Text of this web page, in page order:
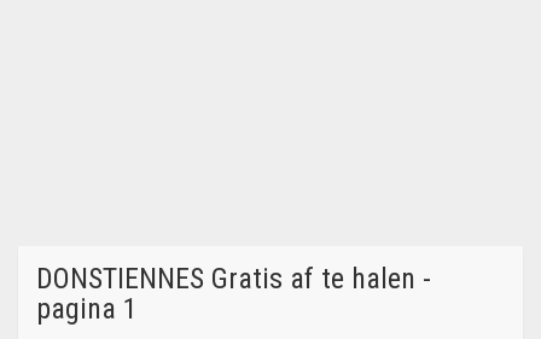
DONSTIENNES Gratis af te halen -
pagina 1